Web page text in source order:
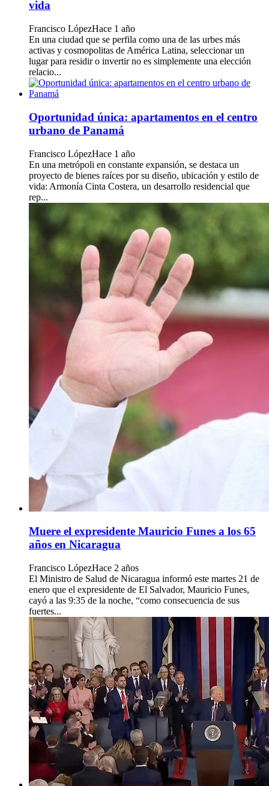
vida
Francisco LópezHace 1 año
En una ciudad que se perfila como una de las urbes más
activas y cosmopolitas de América Latina, seleccionar un
lugar para residir o invertir no es simplemente una elección
relacio...
Oportunidad única: apartamentos en el centro
urbano de Panamá
Francisco LópezHace 1 año
En una metrópoli en constante expansión, se destaca un
proyecto de bienes raíces por su diseño, ubicación y estilo de
vida: Armonía Cinta Costera, un desarrollo residencial que
rep...
Muere el expresidente Mauricio Funes a los 65
años en Nicaragua
Francisco LópezHace 2 años
El Ministro de Salud de Nicaragua informó este martes 21 de
enero que el expresidente de El Salvador, Mauricio Funes,
cayó a las 9:35 de la noche, “como consecuencia de sus
fuertes...